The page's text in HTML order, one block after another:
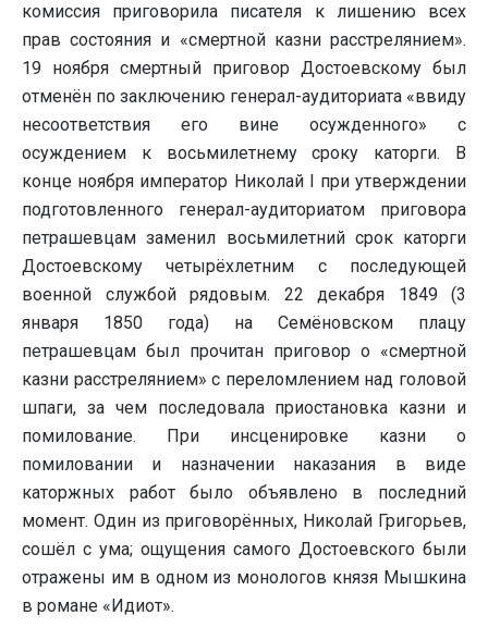
комиссия приговорила писателя к лишению всех
прав состояния и «смертной казни расстрелянием».
19 ноября смертный приговор Достоевскому был
отменён по заключению генерал-аудиториата «ввиду
несоответствия его вине осужденного» с
осуждением к восьмилетнему сроку каторги. В
конце ноября император Николай I при утверждении
подготовленного генерал-аудиториатом приговора
петрашевцам заменил восьмилетний срок каторги
Достоевскому четырёхлетним с последующей
военной службой рядовым. 22 декабря 1849 (3
января 1850 года) на Семёновском плацу
петрашевцам был прочитан приговор о «смертной
казни расстрелянием» с переломлением над головой
шпаги, за чем последовала приостановка казни и
помилование. При инсценировке казни о
помиловании и назначении наказания в виде
каторжных работ было объявлено в последний
момент. Один из приговорённых, Николай Григорьев,
сошёл с ума; ощущения самого Достоевского были
отражены им в одном из монологов князя Мышкина
в романе «Идиот».